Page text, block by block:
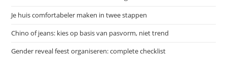
Je huis comfortabeler maken in twee stappen
Chino of jeans: kies op basis van pasvorm, niet trend
Gender reveal feest organiseren: complete checklist